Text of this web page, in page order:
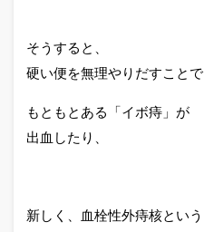
そうすると、
硬い便を無理やりだすことで
もともとある「イボ痔」が
出血したり、
新しく、血栓性外痔核という